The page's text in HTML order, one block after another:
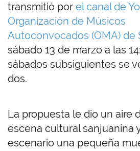
transmitió por el canal de
Organización de Músicos
Autoconvocados (OMA) de
sábado 13 de marzo a las
sábados subsiguientes se
dos.
La propuesta le dio un aire
escena cultural sanjuanina
escenario una pequeña